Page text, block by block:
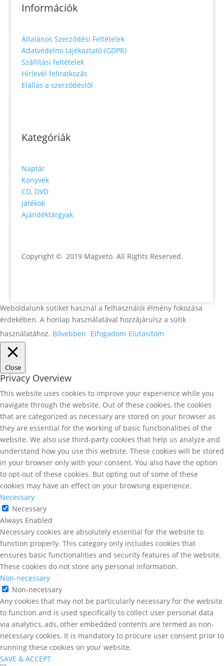
Információk
Általános Szerződési Feltételek
Adatvédelmi tájékoztató (GDPR)
Szállítási feltételek
Hírlevél feliratkozás
Elállás a szerződéstől
Kategóriák
Naptár
Könyvek
CD, DVD
Játékok
Ajándéktárgyak
Copyright © 2019 Magveto. All Rights Reserved.
Weboldalunk sütiket használ a felhasználói élmény fokozása
érdekében. A honlap használatával hozzájárulsz a sütik
használatához. Bővebben Elfogadom Elutasítom
Close
Privacy Overview
This website uses cookies to improve your experience while you
navigate through the website. Out of these cookies, the cookies
that are categorized as necessary are stored on your browser as
they are essential for the working of basic functionalities of the
website. We also use third-party cookies that help us analyze and
understand how you use this website. These cookies will be stored
in your browser only with your consent. You also have the option
to opt-out of these cookies. But opting out of some of these
cookies may have an effect on your browsing experience.
Necessary
Necessary
Always Enabled
Necessary cookies are absolutely essential for the website to
function properly. This category only includes cookies that
ensures basic functionalities and security features of the website.
These cookies do not store any personal information.
Non-necessary
Non-necessary
Any cookies that may not be particularly necessary for the website
to function and is used specifically to collect user personal data
via analytics, ads, other embedded contents are termed as non-
necessary cookies. It is mandatory to procure user consent prior to
running these cookies on your website.
SAVE & ACCEPT